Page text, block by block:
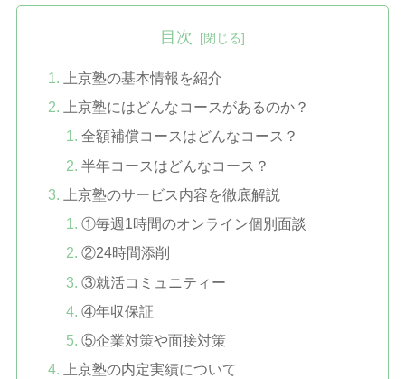
目次
上京塾の基本情報を紹介
上京塾にはどんなコースがあるのか？
全額補償コースはどんなコース？
半年コースはどんなコース？
上京塾のサービス内容を徹底解説
①毎週1時間のオンライン個別面談
②24時間添削
③就活コミュニティー
④年収保証
⑤企業対策や面接対策
上京塾の内定実績について